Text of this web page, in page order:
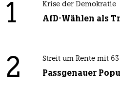
1 Krise der Demokratie
AfD-Wählen als
2 Streit um Rente mit 63
Passgenauer